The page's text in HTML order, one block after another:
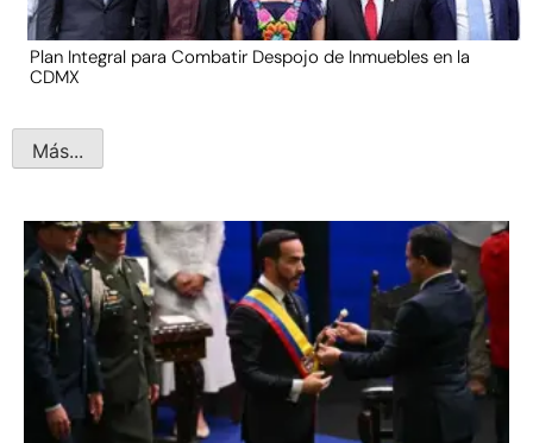
Plan Integral para Combatir Despojo de Inmuebles en la
CDMX
Más...